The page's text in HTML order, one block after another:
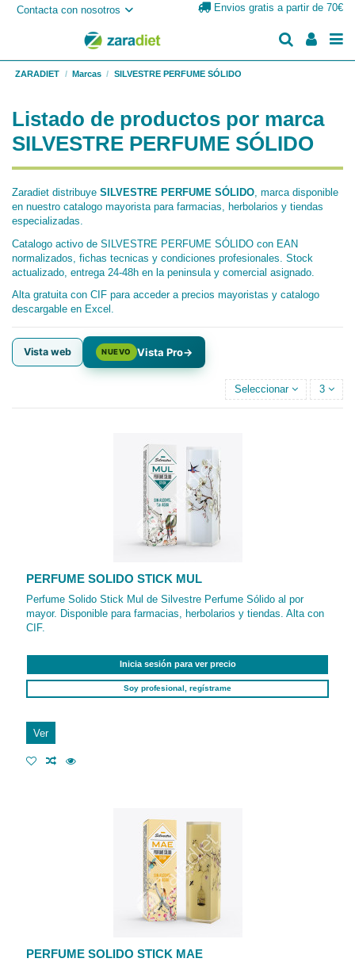
Contacta con nosotros Envios gratis a partir de 70€
ZARADIET Marcas SILVESTRE PERFUME SÓLIDO
Listado de productos por marca
SILVESTRE PERFUME SÓLIDO
Zaradiet distribuye SILVESTRE PERFUME SÓLIDO, marca disponible
en nuestro catalogo mayorista para farmacias, herbolarios y tiendas
especializadas.
Catalogo activo de SILVESTRE PERFUME SÓLIDO con EAN
normalizados, fichas tecnicas y condiciones profesionales. Stock
actualizado, entrega 24-48h en la peninsula y comercial asignado.
Alta gratuita con CIF para acceder a precios mayoristas y catalogo
descargable en Excel.
Vista web NUEVO Vista Pro→
Seleccionar 3
PERFUME SOLIDO STICK MUL
Perfume Solido Stick Mul de Silvestre Perfume Sólido al por
mayor. Disponible para farmacias, herbolarios y tiendas. Alta con
CIF.
Inicia sesión para ver precio
Soy profesional, regístrame
Ver
PERFUME SOLIDO STICK MAE